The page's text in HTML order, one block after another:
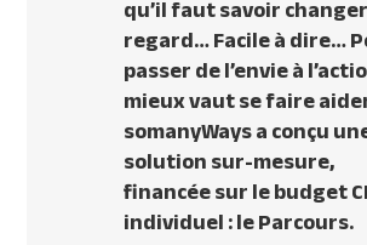
qu’il faut savoir
regard… Facile à dire…
passer de l’envie à
mieux vaut se faire
somanyWays a conçu
solution sur-mesure,
financée sur le budget
individuel : le Parcours.